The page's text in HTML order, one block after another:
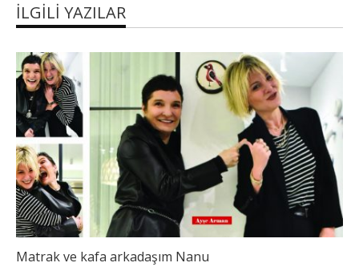
İLGILI YAZILAR
Matrak ve kafa arkadaşım Nanu